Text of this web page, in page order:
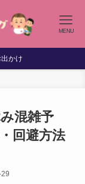
MENU
出かけ
混雑予
回避方法